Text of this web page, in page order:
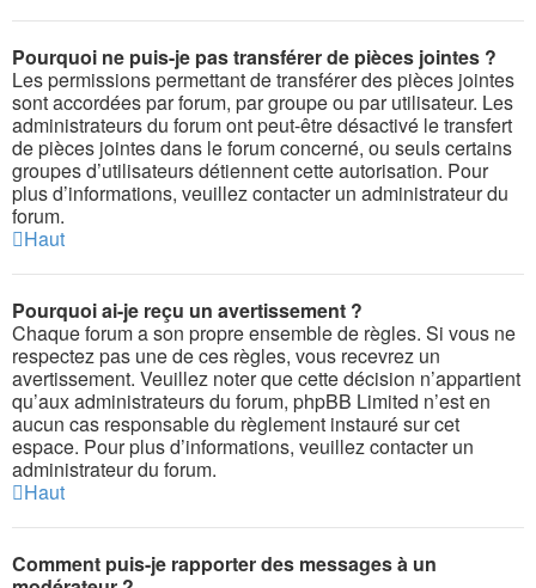
Pourquoi ne puis-je pas transférer de pièces jointes ?
Les permissions permettant de transférer des pièces jointes
sont accordées par forum, par groupe ou par utilisateur. Les
administrateurs du forum ont peut-être désactivé le transfert
de pièces jointes dans le forum concerné, ou seuls certains
groupes d’utilisateurs détiennent cette autorisation. Pour
plus d’informations, veuillez contacter un administrateur du
forum.
Haut
Pourquoi ai-je reçu un avertissement ?
Chaque forum a son propre ensemble de règles. Si vous ne
respectez pas une de ces règles, vous recevrez un
avertissement. Veuillez noter que cette décision n’appartient
qu’aux administrateurs du forum, phpBB Limited n’est en
aucun cas responsable du règlement instauré sur cet
espace. Pour plus d’informations, veuillez contacter un
administrateur du forum.
Haut
Comment puis-je rapporter des messages à un